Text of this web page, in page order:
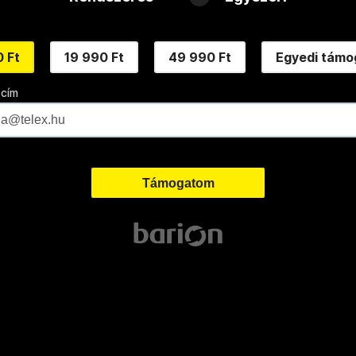
Ft 19 990 Ft 49 990 Ft Egyedi